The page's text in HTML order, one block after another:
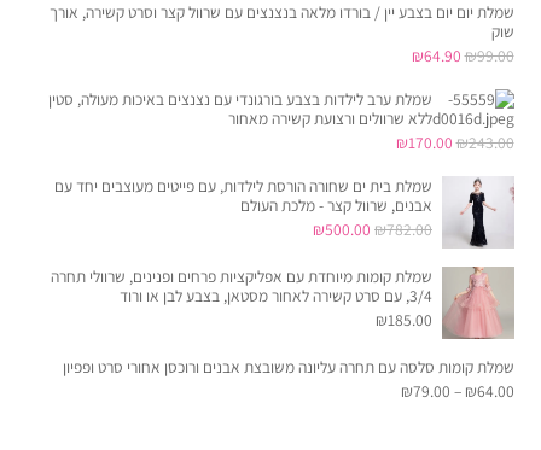
שמלת יום יום בצבע יין / בורדו מלאה בנצנצים עם שרוול קצר וסרט קשירה, אורך
שוק
₪99.00
המחיר
היה:
₪99.00.
₪64.90
הוא:
₪64.90.
שמלת ערב לילדות בצבע בורגונדי עם נצנצים באיכות מעולה, סטין
ללא שרוולים ורצועת קשירה מאחור
₪243.00
המחיר
המקורי
היה:
₪243.00.
₪170.00
הוא:
₪170.00.
שמלת בית ים שחורה הורסת לילדות, עם פייטים מעוצבים יחד עם
אבנים, שרוול קצר - מלכת העולם
₪782.00
המחיר
היה:
₪500.00
הוא:
שמלת קומות מיוחדת עם אפליקציות פרחים ופנינים, שרוולי תחרה
3/4, עם סרט קשירה לאחור מסטאן, בצבע לבן או ורוד
₪185.00
שמלת קומות סלסה עם תחרה עליונה משובצת אבנים ורוכסן אחורי סרט ופפיון
₪64.00
–
₪79.00